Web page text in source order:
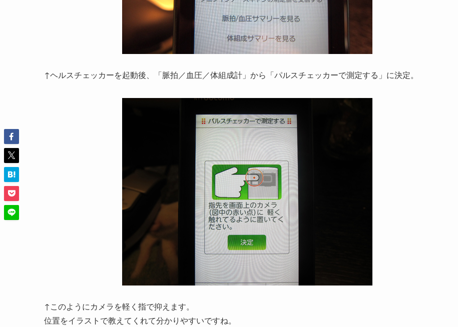
↑ヘルスチェッカーを起動後、「脈拍／血圧／体組成計」から「パルスチェッカーで測定する」に決定。
↑このようにカメラを軽く指で抑えます。
位置をイラストで教えてくれて分かりやすいですね。